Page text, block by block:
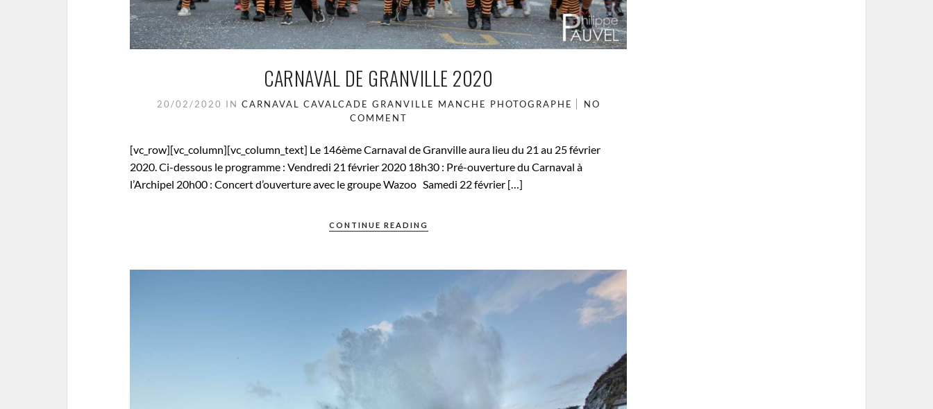
CARNAVAL DE GRANVILLE 2020
20/02/2020 IN CARNAVAL CAVALCADE GRANVILLE MANCHE PHOTOGRAPHE
NO
COMMENT
[vc_row][vc_column][vc_column_text] Le 146ème Carnaval de Granville aura lieu du 21 au 25 février
2020. Ci-dessous le programme : Vendredi 21 février 2020 18h30 : Pré-ouverture du Carnaval à
l’Archipel 20h00 : Concert d’ouverture avec le groupe Wazoo Samedi 22 février […]
CONTINUE READING